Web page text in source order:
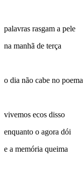
palavras rasgam a pele
na manhã de terça
o dia não cabe no poema
vivemos ecos disso
enquanto o agora dói
e a memória queima